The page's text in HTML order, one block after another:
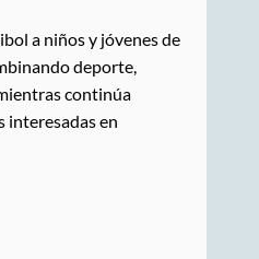
a niños y jóvenes de
deporte,
continúa
interesadas en